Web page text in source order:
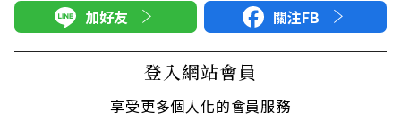
加好友 關注FB
登入網站會員
享受更多個人化的會員服務